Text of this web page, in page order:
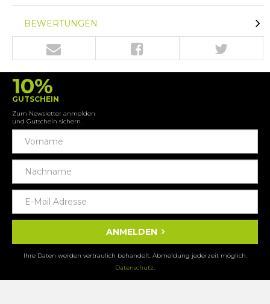
BEWERTUNGEN
10%
GUTSCHEIN
Zum Newsletter anmelden
und Gutschein sichern.
ANMELDEN
Ihre Daten werden vertraulich behandelt. Abmeldung jederzeit möglich.
Datenschutz